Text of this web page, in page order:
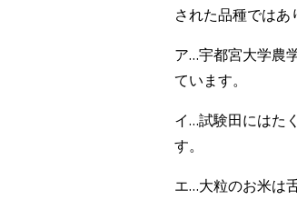
された品種ではあ
ア…宇都宮大学農
ています。
イ…試験田にはた
す。
エ…大粒のお米は